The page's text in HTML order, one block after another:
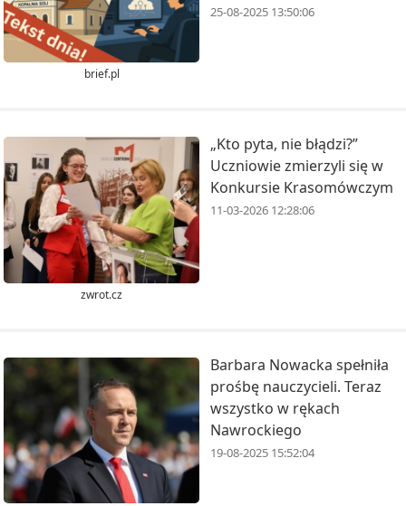
brief.pl
25-08-2025 13:50:06
zwrot.cz
„Kto pyta, nie błądzi?”
Uczniowie zmierzyli się w
Konkursie Krasomówczym
11-03-2026 12:28:06
Barbara Nowacka spełniła
prośbę nauczycieli. Teraz
wszystko w rękach
Nawrockiego
19-08-2025 15:52:04